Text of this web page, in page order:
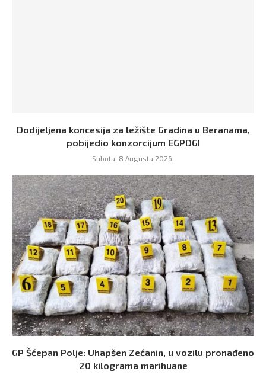
Dodijeljena koncesija za ležište Gradina u Beranama,
pobijedio konzorcijum EGPDGI
Subota, 8 Augusta 2026,
GP Šćepan Polje: Uhapšen Zećanin, u vozilu pronađeno
20 kilograma marihuane